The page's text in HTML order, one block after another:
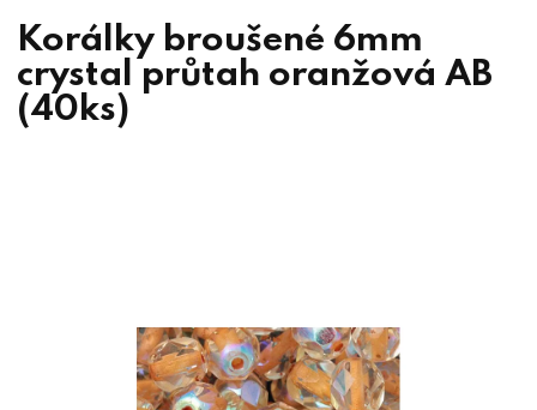
Korálky broušené 6mm
crystal průtah oranžová AB
(40ks)